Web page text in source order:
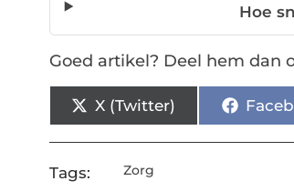
Hoe
Goed artikel? Deel hem dan
X (Twitter)
Tags: Zorg